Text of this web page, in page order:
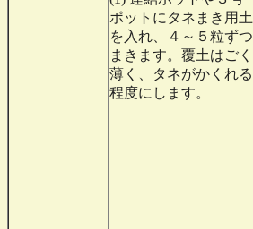
ポットにタネまき用土
を入れ、４～５粒ずつ
まきます。覆土はごく
薄く、タネがかくれる
程度にします。